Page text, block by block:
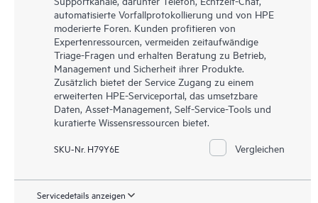
automatisierte Vorfallprotokollierung und von HPE
moderierte Foren. Kunden profitieren von
Expertenressourcen, vermeiden zeitaufwändige
Triage-Fragen und erhalten Beratung zu Betrieb,
Management und Sicherheit ihrer Produkte.
Zusätzlich bietet der Service Zugang zu einem
erweiterten HPE-Serviceportal, das umsetzbare
Daten, Asset-Management, Self-Service-Tools und
kuratierte Wissensressourcen bietet.
SKU-Nr. H79Y6E Vergleichen
Servicedetails anzeigen